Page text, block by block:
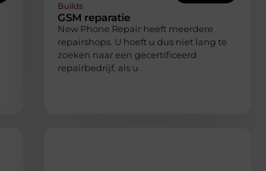
Builds
GSM reparatie
New Phone Repair heeft meerdere
repairshops. U hoeft u dus niet lang te
zoeken naar een gecertificeerd
repairbedrijf, als u